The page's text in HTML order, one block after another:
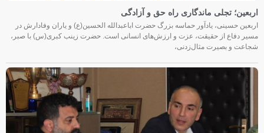
اربعین؛ تجلی ماندگاری راه حق و آزادگی
اربعین حسینی، یادآور حماسه بزرگ حضرت اباعبدالله الحسین(ع) و یاران وفادارش در
مسیر دفاع از حقیقت، عزت و ارزش‌های انسانی است. حضرت زینب کبری(س) با صبر،
شجاعت و بصیرت مثال‌زدنی،